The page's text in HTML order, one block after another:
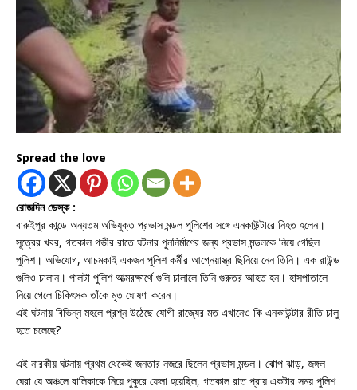
Spread the love
রোজদিন ডেস্ক :
বারুইপুর কান্ডে অন্যতম অভিযুক্ত প্রভাস মন্ডল পুলিশের সঙ্গে এনকাউন্টারে নিহত হলেন।
সূত্রের খবর, গতকাল গভীর রাতে ঘটনার পুননির্মাণের জন্য প্রভাস মন্ডলকে নিয়ে গেছিল
পুলিশ। অভিযোগ, আচমকাই একজন পুলিশ কর্মীর আগ্নেয়াস্ত্র ছিনিয়ে নেন তিনি। এক রাউন্ড
গুলিও চালান। পালটা পুলিশ আত্মরক্ষার্থে গুলি চালালে তিনি গুরুতর আহত হন। হাসপাতালে
নিয়ে গেলে চিকিৎসক তাঁকে মৃত ঘোষণা করেন।
এই ঘটনায় বিভিন্ন মহলে প্রশ্ন উঠেছে যোগী রাজ্যের মত এখানেও কি এনকাউন্টার রীতি চালু
হতে চলেছে?
এই নারকীয় ঘটনায় প্রথম থেকেই জনতার নজরে ছিলেন প্রভাস মন্ডল। ঝোপ ঝাড়, জঙ্গল
ঘেরা যে অঞ্চলে বালিকাকে নিয়ে পুকুরে ফেলা হয়েছিল, গতকাল রাত প্রায় একটার সময় পুলিশ